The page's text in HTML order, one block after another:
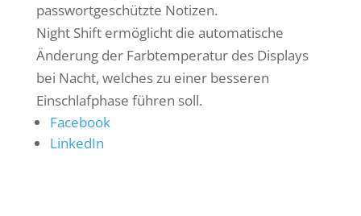
passwortgeschützte Notizen.
Night Shift ermöglicht die automatische
Änderung der Farbtemperatur des Displays
bei Nacht, welches zu einer besseren
Einschlafphase führen soll.
Facebook
LinkedIn